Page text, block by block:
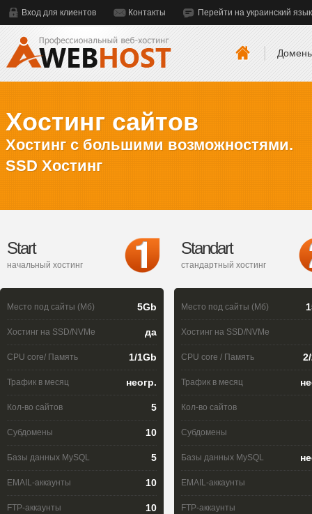
Вход для клиентов Контакты Перейти на украинский язык
Хостинг сайтов
Хостинг с большими возможностями.
SSD Хостинг
Start
начальный хостинг
Место под сайты (Мб) 5Gb
Хостинг на SSD/NVMe да
CPU core/ Память 1/1Gb
Трафик в месяц неогр.
Кол-во сайтов 5
Субдомены 10
Базы данных MySQL 5
EMAIL-аккаунты 10
FTP-аккаунты 10
Standart
стандартный хостинг
Место под сайты (Мб)
Хостинг на SSD/NVMe
CPU core / Память
Трафик в месяц
Кол-во сайтов
Субдомены
Базы данных MySQL
EMAIL-аккаунты
FTP-аккаунты